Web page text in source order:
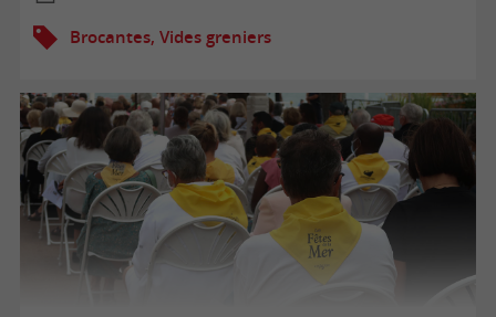
Brocantes, Vides greniers